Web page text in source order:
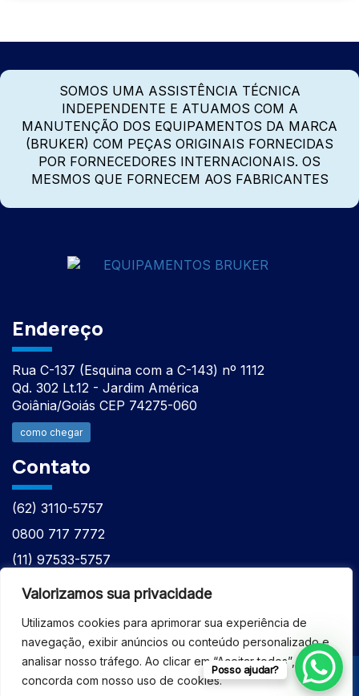
Valorizamos sua privacidade
Utilizamos cookies para aprimorar sua experiência de
navegação, exibir anúncios ou conteúdo personalizado e
analisar nosso tráfego. Ao clicar em “Aceitar todos”, você
concorda com nosso uso de cookies.
SOMOS UMA ASSISTÊNCIA TÉCNICA
INDEPENDENTE E ATUAMOS COM A
MANUTENÇÃO DOS EQUIPAMENTOS DA MARCA
(BRUKER) COM PEÇAS ORIGINAIS FORNECIDAS
POR FORNECEDORES INTERNACIONAIS. OS
MESMOS QUE FORNECEM AOS FABRICANTES
Endereço
Rua C-137 (Esquina com a C-143) nº 1112
Qd. 302 Lt.12 - Jardim América
Goiânia/Goiás CEP 74275-060
como chegar
Contato
(62) 3110-5757
0800 717 7772
(11) 97533-5757
(62) 98610-7777
© 2026 - ASSISTÊNCIA TÉCNICA ESPECIALIZADA
Posso ajudar?